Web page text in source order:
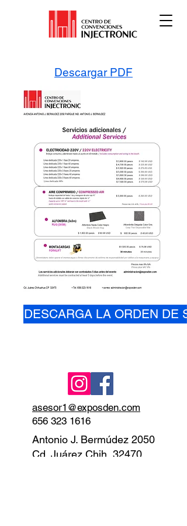
Descargar PDF
DESCARGA LA ORDEN DE
asesor1@exposden.com
656 323 1616
Antonio J. Bermúdez 2050
Cd. Juárez Chih, 32470